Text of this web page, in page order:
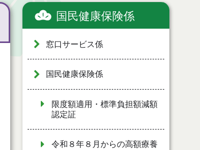
国民健康保険係
窓口サービス係
国民健康保険係
限度額適用・標準負担額減額
認定証
令和８年８月からの高額療養